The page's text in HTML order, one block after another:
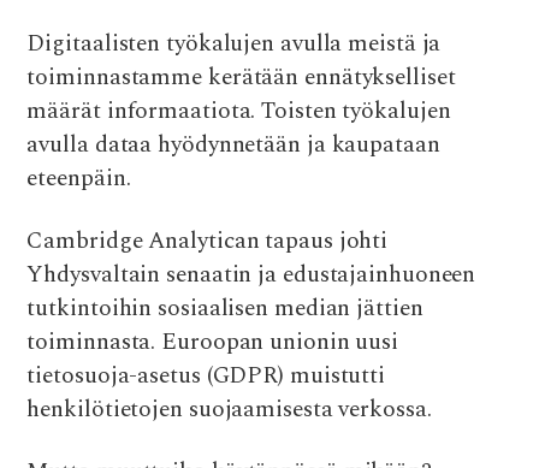
Digitaalisten työkalujen avulla meistä ja
toiminnastamme kerätään ennätykselliset
määrät informaatiota. Toisten työkalujen
avulla dataa hyödynnetään ja kaupataan
eteenpäin.
Cambridge Analytican tapaus johti
Yhdysvaltain senaatin ja edustajainhuoneen
tutkintoihin sosiaalisen median jättien
toiminnasta. Euroopan unionin uusi
tietosuoja-asetus (GDPR) muistutti
henkilötietojen suojaamisesta verkossa.